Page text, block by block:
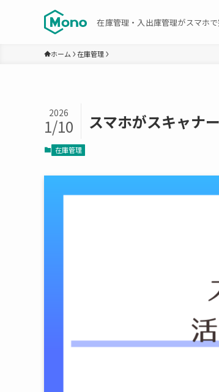
在庫管理・入出庫管理がスマホ
ホーム 在庫管理
スマホがスキャナ
2026
1/10
在庫管理